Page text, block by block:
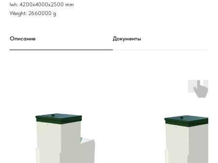
lwh: 4200x4000x2500 mm
Weight: 2660000 g
Описание Документы